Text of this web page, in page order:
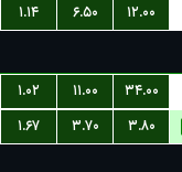
۱۲.۰۰ ۶.۵۰
۱.۱۴
۳۴.۰۰ ۱۱.۰۰
۱.۰۲
۳.۸۰ ۳.۷۰
۱.۶۷